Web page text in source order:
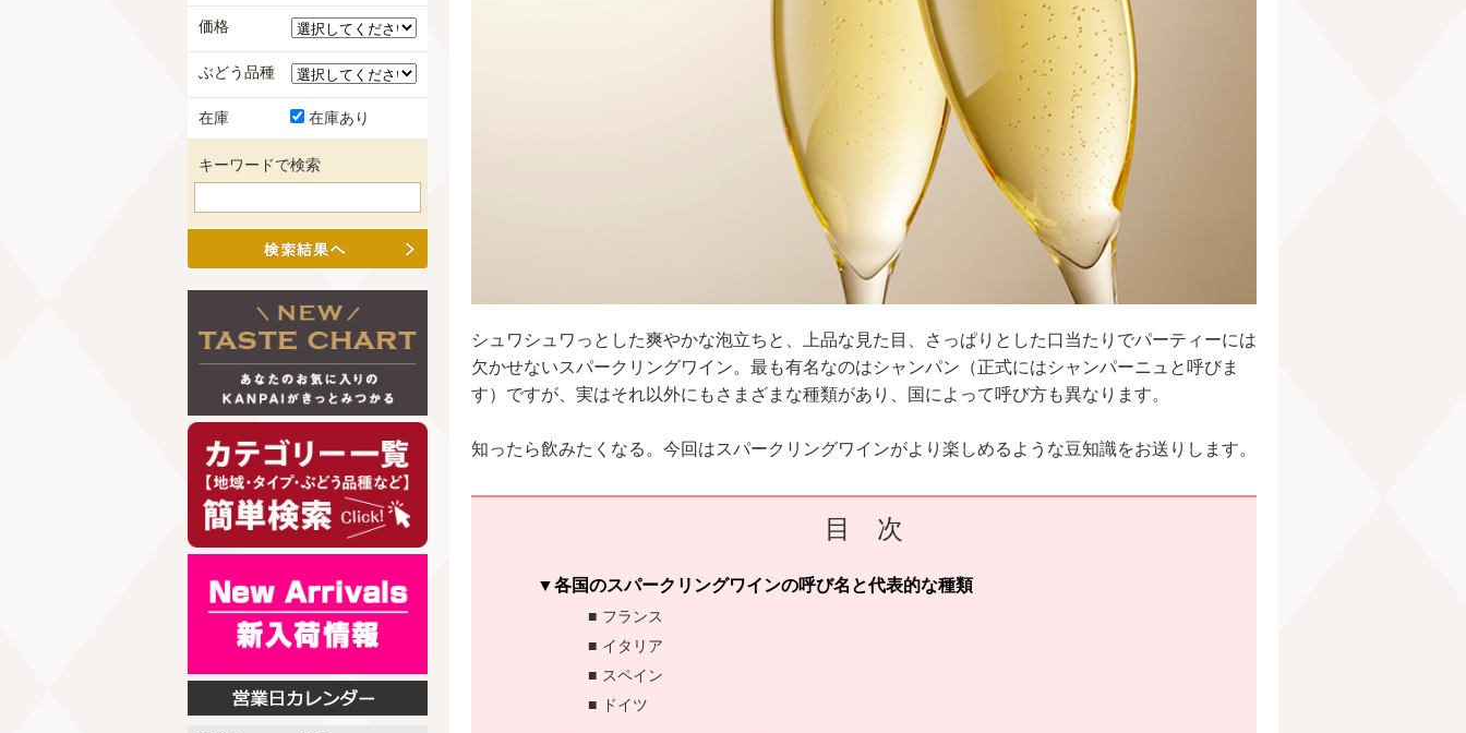
シュワシュワっとした爽やかな泡立ちと、上品な見た目、さっぱりとした口当たりでパーティーには
欠かせないスパークリングワイン。最も有名なのはシャンパン（正式にはシャンパーニュと呼びま
す）ですが、実はそれ以外にもさまざまな種類があり、国によって呼び方も異なります。
知ったら飲みたくなる。今回はスパークリングワインがより楽しめるような豆知識をお送りします。
目 次
各国のスパークリングワインの呼び名と代表的な種類
フランス
イタリア
スペイン
ドイツ
価格
ぶどう品種
在庫 在庫あり
キーワードで検索